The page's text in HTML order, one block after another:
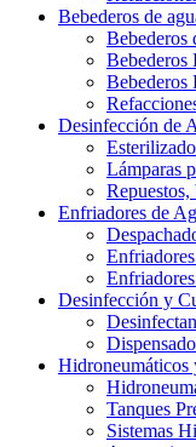
Bebederos de
Bebederos
Bebederos
Bebederos
Desinfección de
Lámparas
Repuestos,
Enfriadores de
Desinfección y
Hidroneumáticos
Tanques
Sistemas